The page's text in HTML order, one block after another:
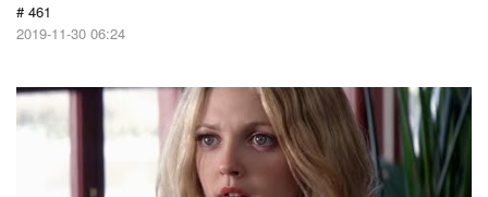
# 461
2019-11-30 06:24